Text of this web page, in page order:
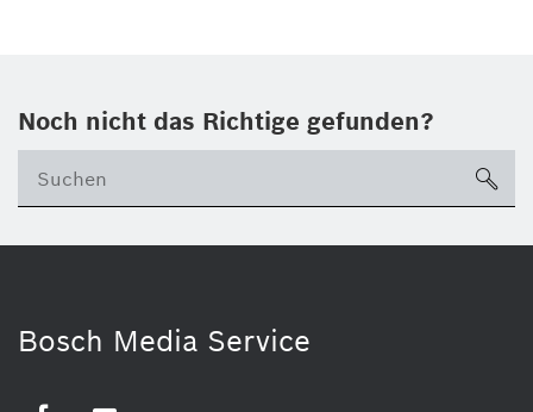
Noch nicht das Richtige gefunden?
Bosch Media Service